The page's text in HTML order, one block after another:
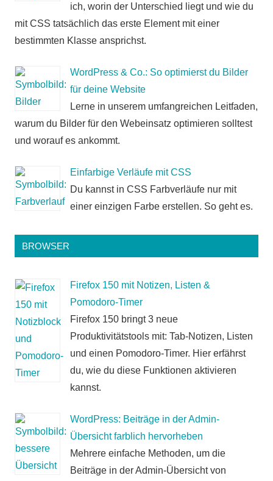
ich, worin der Unterschied liegt und wie du
mit CSS tatsächlich das erste Element mit einer
bestimmten Klasse ansprichst.
WordPress & Co.: So optimierst du Bilder
für deine Website
Lerne in unserem umfangreichen Leitfaden,
warum du Bilder für den Webeinsatz optimieren solltest
und worauf es ankommt.
Einfarbige Verläufe mit CSS
Du kannst in CSS Farbverläufe nur mit
einer einzigen Farbe erstellen. So geht es.
BROWSER
Firefox 150 mit Notizen, Listen &
Pomodoro-Timer
Firefox 150 bringt 3 neue
Produktivitätstools mit: Tab-Notizen, Listen
und einen Pomodoro-Timer. Hier erfährst
du, wie du diese Funktionen aktivieren
kannst.
WordPress: Beiträge in der Admin-
Übersicht farblich hervorheben
Mehrere einfache Methoden, um die
Beiträge in der Admin-Übersicht von